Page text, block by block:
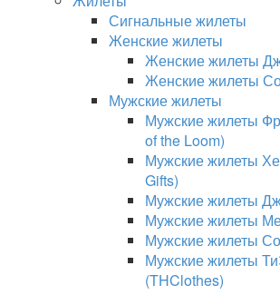
Сигнальные жилеты
Женские жилеты
Женские жилеты
Женские жилеты
Мужские жилеты
Мужские жилеты
of the Loom)
Мужские жилеты
Gifts)
Мужские жилеты
Мужские жилеты
Мужские жилеты
Мужские жилеты
(THClothes)